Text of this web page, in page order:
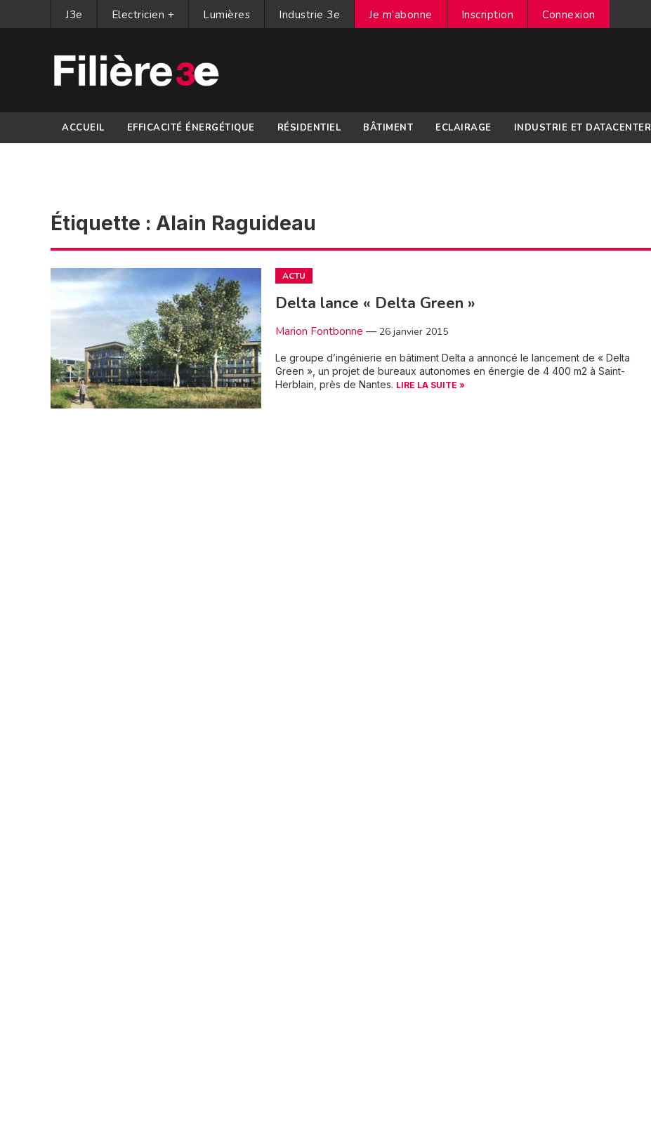
J3e Electricien + Lumières Industrie 3e Je m’abonne Inscription Connexion
ACCUEIL EFFICACITÉ ÉNERGÉTIQUE RÉSIDENTIEL BÂTIMENT ECLAIRAGE INDUSTRIE ET DATACENTER
Étiquette : Alain Raguideau
ACTU
Delta lance « Delta Green »
Marion Fontbonne — 26 janvier 2015
Le groupe d’ingénierie en bâtiment Delta a annoncé le lancement de « Delta
Green », un projet de bureaux autonomes en énergie de 4 400 m2 à Saint-
Herblain, près de Nantes. LIRE LA SUITE »